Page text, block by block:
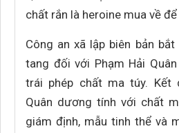
chất rắn là heroine mua về
Công an xã lập biên bản
tang đối với Phạm Hải
trái phép chất ma túy. Kết
Quân dương tính với chất
giám định, mẫu tinh thể và